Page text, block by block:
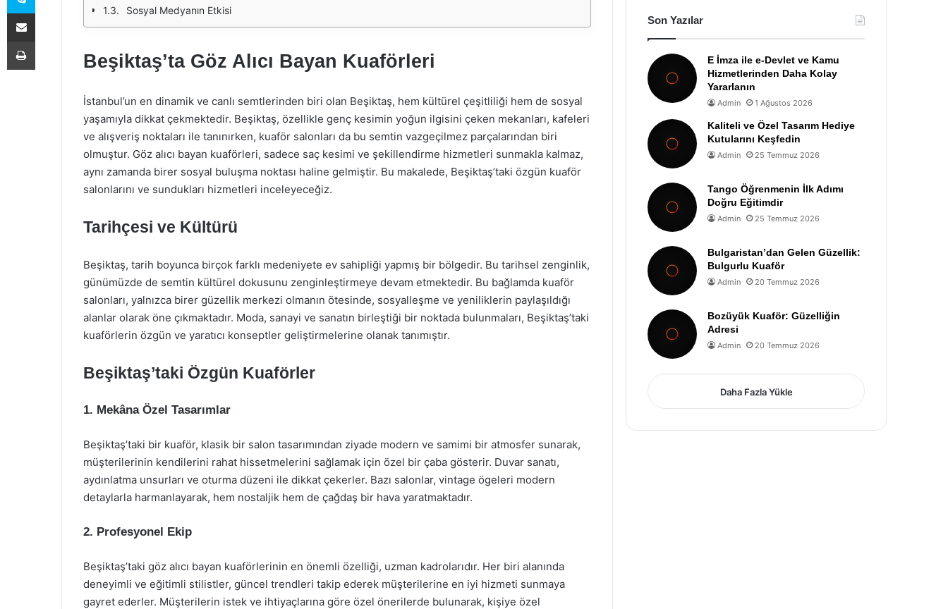
Sosyal Medyanın Etkisi
Beşiktaş’ta Göz Alıcı Bayan Kuaförleri
İstanbul’un en dinamik ve canlı semtlerinden biri olan Beşiktaş, hem kültürel çeşitliliği hem de sosyal
yaşamıyla dikkat çekmektedir. Beşiktaş, özellikle genç kesimin yoğun ilgisini çeken mekanları, kafeleri
ve alışveriş noktaları ile tanınırken, kuaför salonları da bu semtin vazgeçilmez parçalarından biri
olmuştur. Göz alıcı bayan kuaförleri, sadece saç kesimi ve şekillendirme hizmetleri sunmakla kalmaz,
aynı zamanda birer sosyal buluşma noktası haline gelmiştir. Bu makalede, Beşiktaş’taki özgün kuaför
salonlarını ve sundukları hizmetleri inceleyeceğiz.
Tarihçesi ve Kültürü
Beşiktaş, tarih boyunca birçok farklı medeniyete ev sahipliği yapmış bir bölgedir. Bu tarihsel zenginlik,
günümüzde de semtin kültürel dokusunu zenginleştirmeye devam etmektedir. Bu bağlamda kuaför
salonları, yalnızca birer güzellik merkezi olmanın ötesinde, sosyalleşme ve yeniliklerin paylaşıldığı
alanlar olarak öne çıkmaktadır. Moda, sanayi ve sanatın birleştiği bir noktada bulunmaları, Beşiktaş’taki
kuaförlerin özgün ve yaratıcı konseptler geliştirmelerine olanak tanımıştır.
Beşiktaş’taki Özgün Kuaförler
1. Mekâna Özel Tasarımlar
Beşiktaş’taki bir kuaför, klasik bir salon tasarımından ziyade modern ve samimi bir atmosfer sunarak,
müşterilerinin kendilerini rahat hissetmelerini sağlamak için özel bir çaba gösterir. Duvar sanatı,
aydınlatma unsurları ve oturma düzeni ile dikkat çekerler. Bazı salonlar, vintage ögeleri modern
detaylarla harmanlayarak, hem nostaljik hem de çağdaş bir hava yaratmaktadır.
2. Profesyonel Ekip
Beşiktaş’taki göz alıcı bayan kuaförlerinin en önemli özelliği, uzman kadrolarıdır. Her biri alanında
deneyimli ve eğitimli stilistler, güncel trendleri takip ederek müşterilerine en iyi hizmeti sunmaya
gayret ederler. Müşterilerin istek ve ihtiyaçlarına göre özel önerilerde bulunarak, kişiye özel
Son Yazılar
E İmza ile e-Devlet ve Kamu
Hizmetlerinden Daha Kolay
Yararlanın
Admin 1 Ağustos 2026
Kaliteli ve Özel Tasarım Hediye
Kutularını Keşfedin
Admin 25 Temmuz 2026
Tango Öğrenmenin İlk Adımı
Doğru Eğitimdir
Admin 25 Temmuz 2026
Bulgaristan’dan Gelen Güzellik:
Bulgurlu Kuaför
Admin 20 Temmuz 2026
Bozüyük Kuaför: Güzelliğin
Adresi
Admin 20 Temmuz 2026
Daha Fazla Yükle
E-Posta ile paylaş